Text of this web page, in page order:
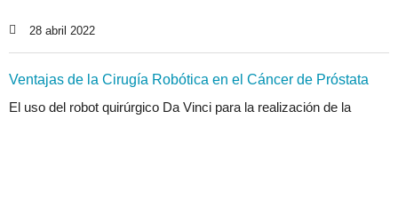
28 abril 2022
Ventajas de la Cirugía Robótica en el Cáncer de Próstata
El uso del robot quirúrgico Da Vinci para la realización de la